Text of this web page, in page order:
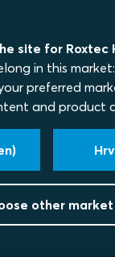
site for Roxtec
in this market:
preferred
and product
other market